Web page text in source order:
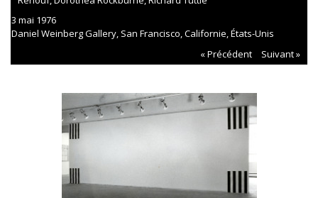
3 mai 1976
Daniel Weinberg Gallery, San Francisco, Californie, États-Unis
« Précédent
Suivant »